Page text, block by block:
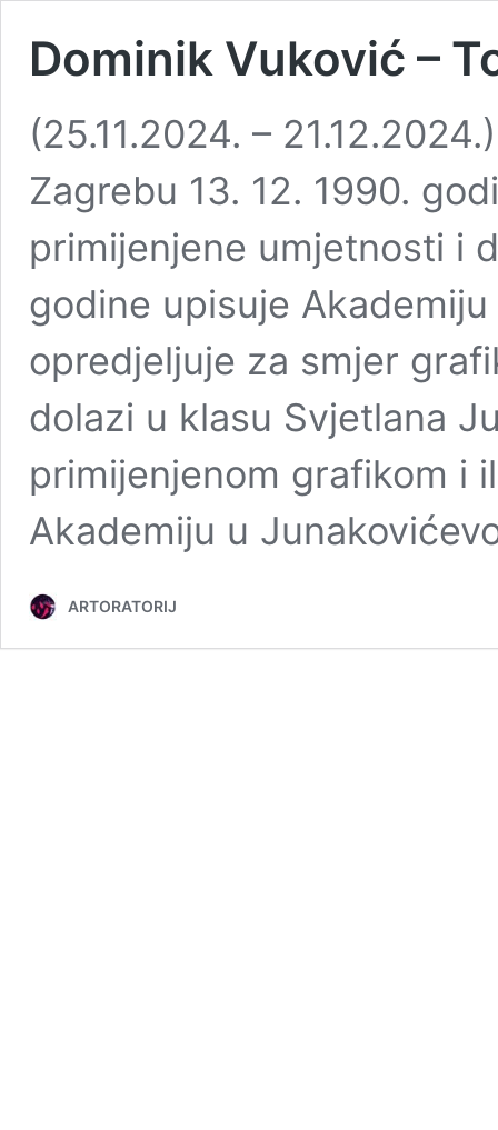
Dominik Vuković –
(25.11.2024. –
Zagrebu 13. 12. 1990.
primijenjene umjetnosti i
godine upisuje
opredjeljuje za smjer
dolazi u klasu Svjetlana
primijenjenom grafikom i
Akademiju u
ARTORATORIJ